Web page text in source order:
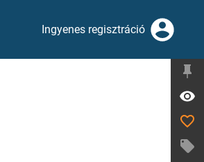
Ingyenes regisztráció